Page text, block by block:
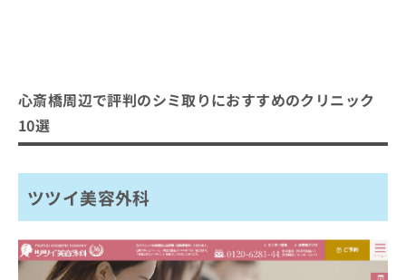
心斎橋周辺で評判のシミ取りにおすすめのクリニック
10選
ツツイ美容外科